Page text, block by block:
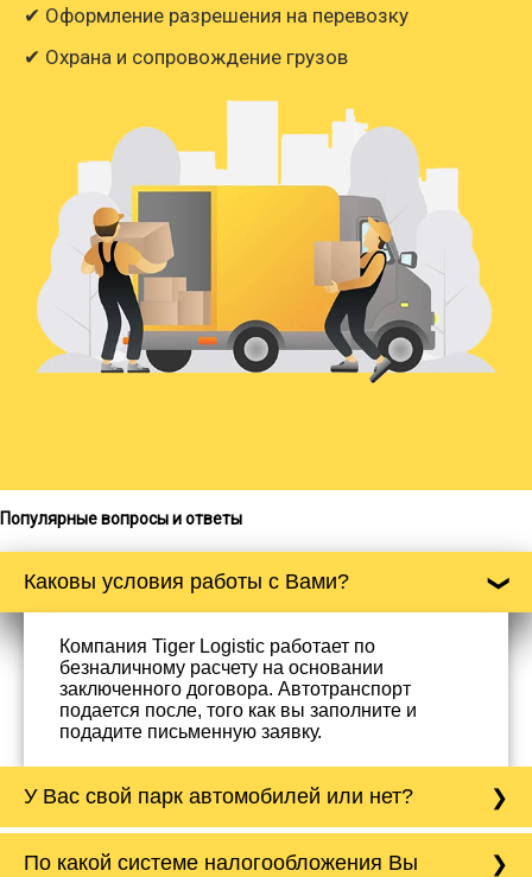
✔ Оформление разрешения на перевозку
✔ Охрана и сопровождение грузов
Популярные вопросы и ответы
Каковы условия работы с Вами?
Компания Tiger Logistic работает по
безналичному расчету на основании
заключенного договора. Автотранспорт
подается после, того как вы заполните и
подадите письменную заявку.
У Вас свой парк автомобилей или нет?
насчитывает более 50 автомобилей
По какой системе налогообложения Вы